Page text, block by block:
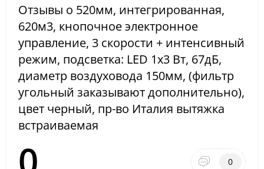
Отзывы о 520мм, интегрированная,
620м3, кнопочное электронное
управление, 3 скорости + интенсивный
режим, подсветка: LED 1х3 Вт, 67дБ,
диаметр воздуховода 150мм, (фильтр
угольный заказывают дополнительно),
цвет черный, пр-во Италия вытяжка
встраиваемая
0